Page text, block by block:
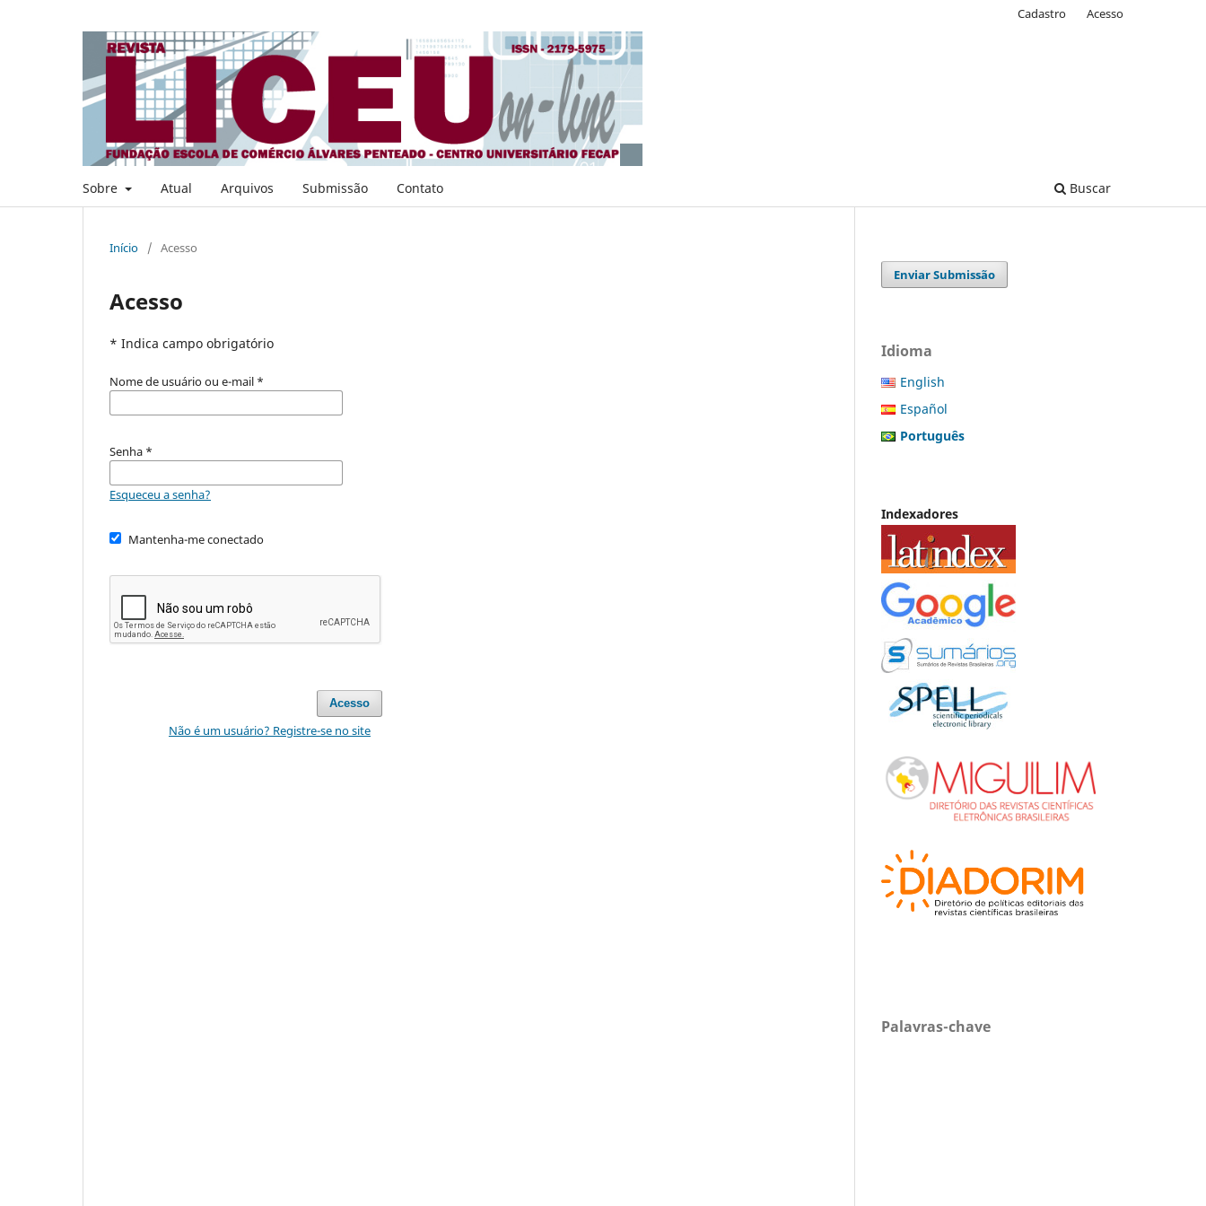
Sobre Atual Arquivos Submissão Contato Buscar
Cadastro Acesso
Início / Acesso
Acesso
* Indica campo obrigatório
Nome de usuário ou e-mail *
Senha *
Esqueceu a senha?
Mantenha-me conectado
Acesso
Não é um usuário? Registre-se no site
Enviar Submissão
Idioma
English
Español
Português
Indexadores
Palavras-chave